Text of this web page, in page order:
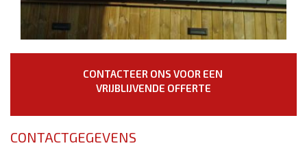
CONTACTEER ONS VOOR EEN
VRIJBLIJVENDE OFFERTE
CONTACTGEGEVENS